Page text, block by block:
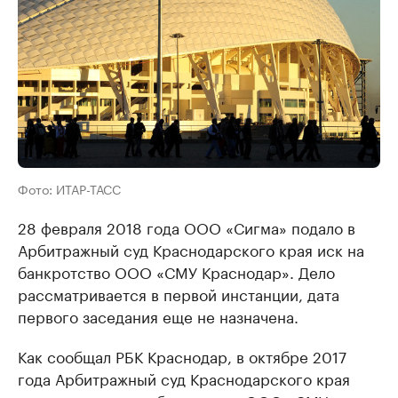
Фото: ИТАР-ТАСС
28 февраля 2018 года ООО «Сигма» подало в
Арбитражный суд Краснодарского края иск на
банкротство ООО «СМУ Краснодар». Дело
рассматривается в первой инстанции, дата
первого заседания еще не назначена.
Как сообщал РБК Краснодар, в октябре 2017
года Арбитражный суд Краснодарского края